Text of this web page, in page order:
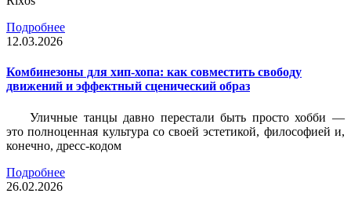
Подробнее
12.03.2026
Комбинезоны для хип-хопа: как совместить свободу
движений и эффектный сценический образ
Уличные танцы давно перестали быть просто хобби —
это полноценная культура со своей эстетикой, философией и,
конечно, дресс-кодом
Подробнее
26.02.2026